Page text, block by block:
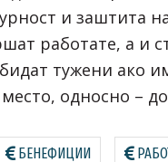
и заштита
работате, а и
тужени ако
односно –
БЕНЕФИЦИИ